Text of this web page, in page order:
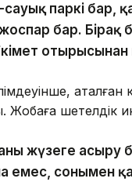
паркі бар,
бар. Бірақ
Жобаға шетелдік
жүзеге
емес, сонымен